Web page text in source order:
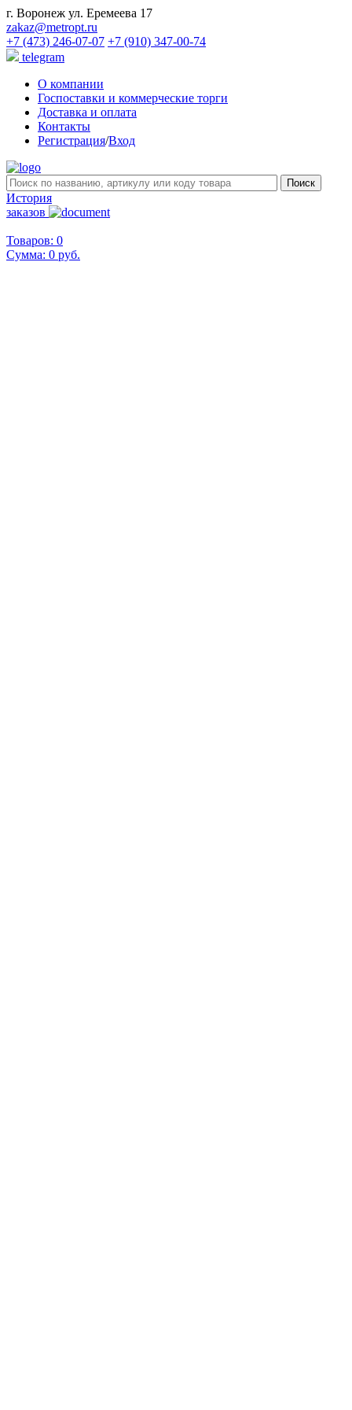
г. Воронеж ул. Еремеева 17
zakaz@metropt.ru
+7 (473) 246-07-07 +7 (910) 347-00-74
telegram
О компании
Госпоставки и коммерческие торги
Доставка и оплата
Контакты
Регистрация/Вход
История
заказов
Товаров: 0
Сумма: 0 руб.